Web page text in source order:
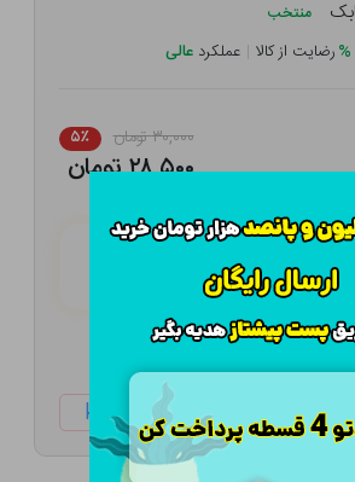
منتخب
%رضایت از کالا | عملکرد عالی
۳۰,۰۰۰ تومان ۵٪
۲۸,۵۰۰ تومان
قسط با تــرب‌پــی: ۷,۱۲۵ تومان
ketabtala.com/sbp-53666